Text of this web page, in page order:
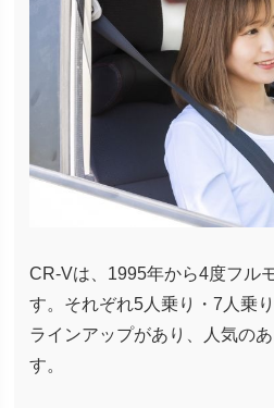
CR-Vは、1995年から4度フル
す。それぞれ5人乗り・7人乗
ラインアップがあり、人気の
す。